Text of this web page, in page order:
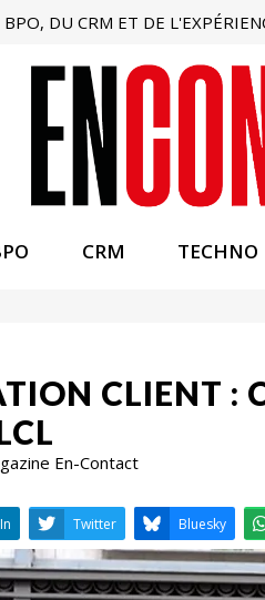
DU CRM ET DE
CRM TECHNO
CLIENT :
En-Contact